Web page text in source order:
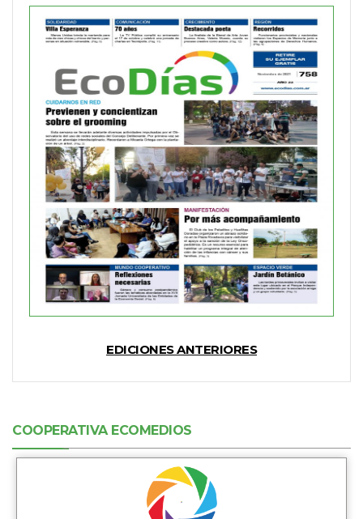
EDICIONES ANTERIORES
COOPERATIVA ECOMEDIOS